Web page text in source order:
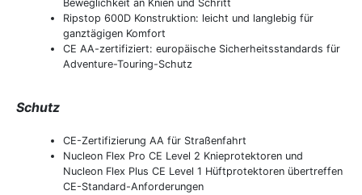
Beweglichkeit an Knien und Schritt
Ripstop 600D Konstruktion: leicht und langlebig für
ganztägigen Komfort
CE AA-zertifiziert: europäische Sicherheitsstandards für
Adventure-Touring-Schutz
Schutz
CE-Zertifizierung AA für Straßenfahrt
Nucleon Flex Pro CE Level 2 Knieprotektoren und
Nucleon Flex Plus CE Level 1 Hüftprotektoren übertreffen
CE-Standard-Anforderungen